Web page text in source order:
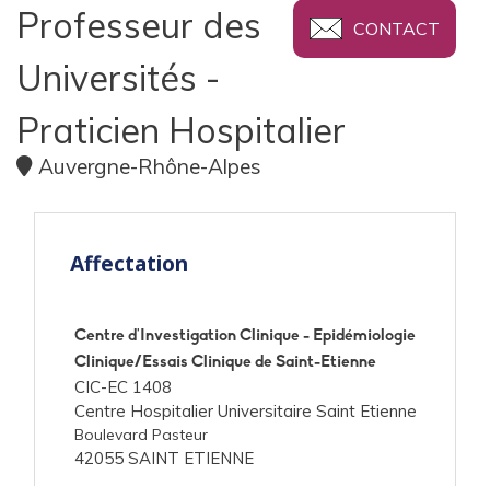
CONTACT
Professeur des
Universités -
Praticien Hospitalier
Auvergne-Rhône-Alpes
Affectation
Centre d'Investigation Clinique - Epidémiologie
Clinique/Essais Clinique de Saint-Etienne
CIC-EC 1408
Centre Hospitalier Universitaire Saint Etienne
Boulevard Pasteur
42055 SAINT ETIENNE